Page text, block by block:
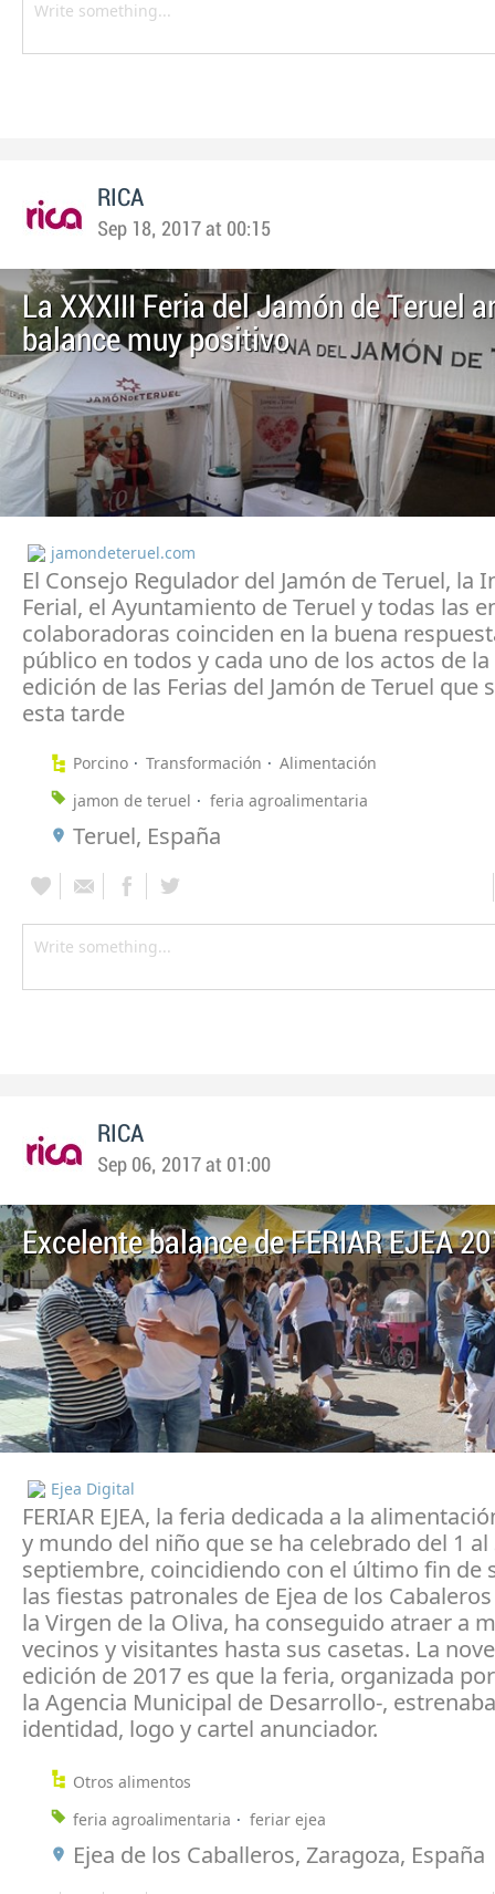
RICA
Sep 18, 2017 at 00:15
La XXXIII Feria del Jamón de Teruel
balance muy positivo
jamondeteruel.com
El Consejo Regulador del Jamón de Teruel, la
Ferial, el Ayuntamiento de Teruel y todas las
colaboradoras coinciden en la buena
público en todos y cada uno de los actos de la
edición de las Ferias del Jamón de Teruel que
esta tarde
Porcino Transformación
Alimentación
jamon de teruel
feria agroalimentaria
Teruel, España
RICA
Sep 06, 2017 at 01:00
Excelente balance de FERIAR EJEA
Ejea Digital
FERIAR EJEA, la feria dedicada a la
y mundo del niño que se ha celebrado del 1 al
septiembre, coincidiendo con el último fin de
las fiestas patronales de Ejea de los
la Virgen de la Oliva, ha conseguido atraer a
vecinos y visitantes hasta sus casetas. La
edición de 2017 es que la feria, organizada por
la Agencia Municipal de Desarrollo-,
identidad, logo y cartel anunciador.
Otros alimentos
feria agroalimentaria
feriar ejea
Ejea de los Caballeros, Zaragoza, España